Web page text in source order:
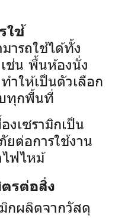
ใช้
มารถใช้ได้ทั้ง
ช่น พื้นห้องนั่ง
ำให้เป็นตัวเลือก
ทุกพื้นที่
องเซรามิกเป็น
ต่อการใช้งาน
ฟไหม้
รต่อสิ่ง
มิกผลิตจากวัสดุ